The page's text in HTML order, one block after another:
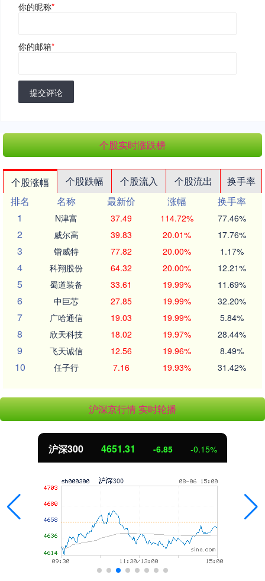
你的昵称*
你的邮箱*
提交评论
个股实时涨跌榜
个股涨幅 个股跌幅 个股流入 个股流出
换手率
排名
名称 最新价 涨幅
换手率
1
N津富 37.49 114.72% 77.46%
2 威尔高 39.83 20.01% 17.76%
3 锴威特 77.82 20.00% 1.17%
4 科翔股份 64.32 20.00% 12.21%
5 蜀道装备 33.61 19.99% 11.69%
6 中巨芯 27.85 19.99% 32.20%
7 广哈通信 19.03 19.99% 5.84%
8 欣天科技 18.02 19.97% 28.44%
9 飞天诚信 12.56 19.96% 8.49%
10 任子行 7.16 19.93% 31.42%
沪深京行情 实时轮播
北证50 1122.88 3.42 0.30%